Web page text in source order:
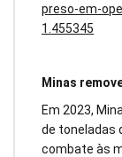
preso-em-
1.455345
Minas
Em 2023,
de toneladas
combate às